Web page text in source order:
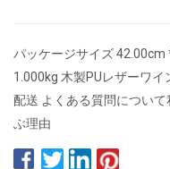
パッケージサイズ
1.000kg 木製PUレザーワイ
配送 よくある質問につい
ぶ理由